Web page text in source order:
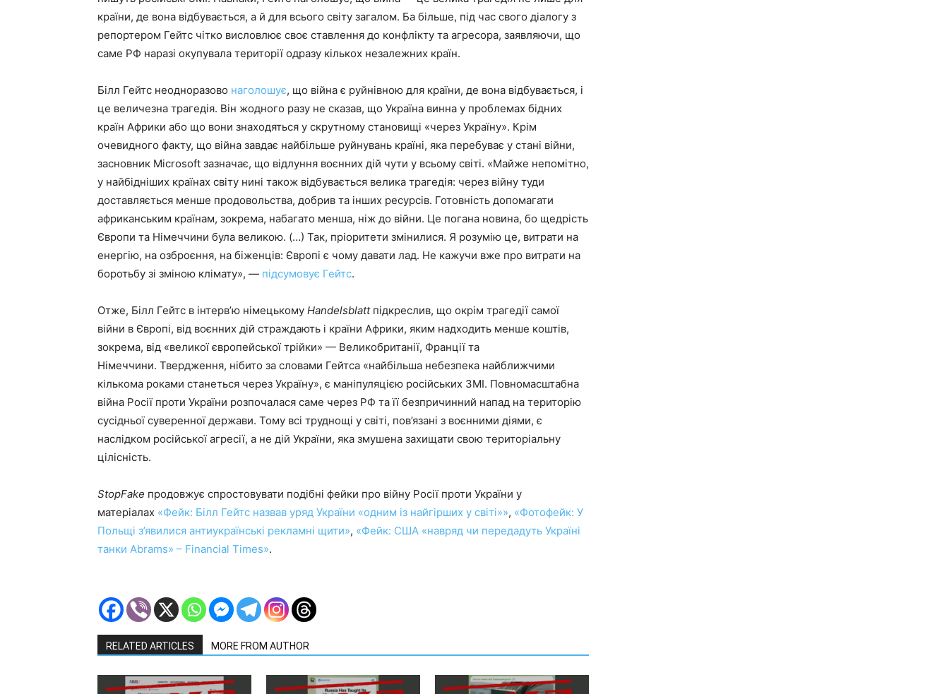
країни, де вона відбувається, а й для всього світу загалом. Ба більше, під час свого діалогу з
репортером Гейтс чітко висловлює своє ставлення до конфлікту та агресора, заявляючи, що
саме РФ наразі окупувала території одразу кількох незалежних країн.
Білл Гейтс неодноразово наголошує, що війна є руйнівною для країни, де вона відбувається, і
це величезна трагедія. Він жодного разу не сказав, що Україна винна у проблемах бідних
країн Африки або що вони знаходяться у скрутному становищі «через Україну». Крім
очевидного факту, що війна завдає найбільше руйнувань країні, яка перебуває у стані війни,
засновник Microsoft зазначає, що відлуння воєнних дій чути у всьому світі. «Майже непомітно,
у найбідніших країнах світу нині також відбувається велика трагедія: через війну туди
доставляється менше продовольства, добрив та інших ресурсів. Готовність допомагати
африканським країнам, зокрема, набагато менша, ніж до війни. Це погана новина, бо щедрість
Європи та Німеччини була великою. (…) Так, пріоритети змінилися. Я розумію це, витрати на
енергію, на озброєння, на біженців: Європі є чому давати лад. Не кажучи вже про витрати на
боротьбу зі зміною клімату», — підсумовує Гейтс.
Отже, Білл Гейтс в інтерв’ю німецькому Handelsblattпідкреслив, що окрім трагедії самої
війни в Європі, від воєнних дій страждають і країни Африки, яким надходить менше коштів,
зокрема, від «великої європейської трійки» — Великобританії, Франції та
Німеччини. Твердження, нібито за словами Гейтса «найбільша небезпека найближчими
кількома роками станеться через Україну», є маніпуляцією російських ЗМІ. Повномасштабна
війна Росії проти України розпочалася саме через РФ та її безпричинний напад на територію
сусідньої суверенної держави. Тому всі труднощі у світі, пов’язані з воєнними діями, є
наслідком російської агресії, а не дій України, яка змушена захищати свою територіальну
цілісність.
StopFake продовжує спростовувати подібні фейки про війну Росії проти України у
матеріалах «Фейк: Білл Гейтс назвав уряд України «одним із найгірших у світі»», «Фотофейк: У
Польщі з’явилися антиукраїнські рекламні щити», «Фейк: США «навряд чи передадуть Україні
танки Abrams» – Financial Times».
RELATED ARTICLES MORE FROM AUTHOR